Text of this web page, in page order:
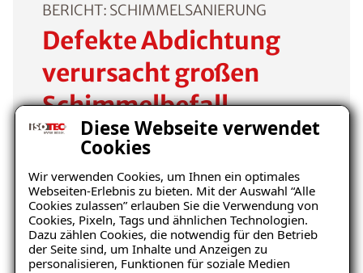
Diese Webseite verwendet
Cookies
Wir verwenden Cookies, um Ihnen ein optimales
Webseiten-Erlebnis zu bieten. Mit der Auswahl “Alle
Cookies zulassen” erlauben Sie die Verwendung von
Cookies, Pixeln, Tags und ähnlichen Technologien.
Dazu zählen Cookies, die notwendig für den Betrieb
der Seite sind, um Inhalte und Anzeigen zu
personalisieren, Funktionen für soziale Medien
BERICHT: SCHIMMELSANIERUNG
Defekte Abdichtung
verursacht großen
Schimmelbefall
Schon nach kurzer Zeit kam vollflächiger
Schimmelspray aus dem Baumarkt nichts
half, entfernte die Familie die Tapete und
stellte fest: Zwischen Wand und Tapete war
bereits eine Folie aufgetragen worden, um
die Tapete zu isolieren. Kurz darauf fand ein